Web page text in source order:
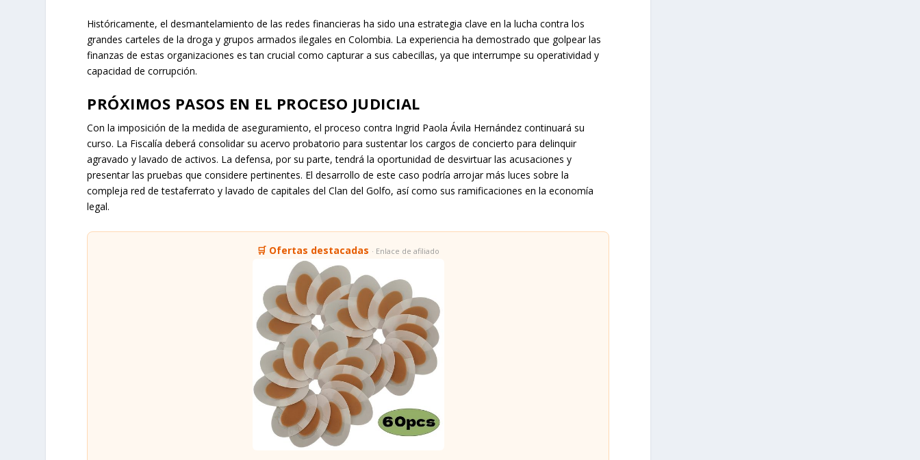
Históricamente, el desmantelamiento de las redes financieras ha sido una estrategia clave en la lucha contra los
grandes carteles de la droga y grupos armados ilegales en Colombia. La experiencia ha demostrado que golpear las
finanzas de estas organizaciones es tan crucial como capturar a sus cabecillas, ya que interrumpe su operatividad y
capacidad de corrupción.
PRÓXIMOS PASOS EN EL PROCESO JUDICIAL
Con la imposición de la medida de aseguramiento, el proceso contra Ingrid Paola Ávila Hernández continuará su
curso. La Fiscalía deberá consolidar su acervo probatorio para sustentar los cargos de concierto para delinquir
agravado y lavado de activos. La defensa, por su parte, tendrá la oportunidad de desvirtuar las acusaciones y
presentar las pruebas que considere pertinentes. El desarrollo de este caso podría arrojar más luces sobre la
compleja red de testaferrato y lavado de capitales del Clan del Golfo, así como sus ramificaciones en la economía
legal.
🛒 Ofertas destacadas · Enlace de afiliado